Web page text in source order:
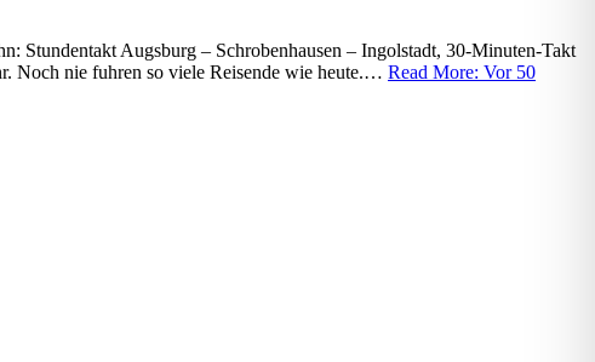
Stundentakt Augsburg – Schrobenhausen – Ingolstadt, 30-Minuten-Takt
Noch nie fuhren so viele Reisende wie heute.… Read More: Vor 50